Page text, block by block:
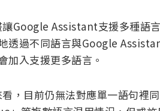
Google Assistant支援多種語
透過不同語言與Google
加入支援更多語言。
，目前仍無法對應單一語句裡